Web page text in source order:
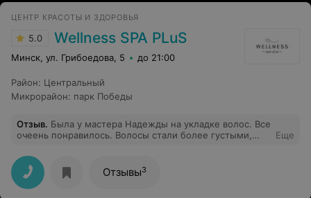
ЦЕНТР КРАСОТЫ И ЗДОРОВЬЯ
5.0 Wellness SPA PLuS
Минск, ул. Грибоедова, 5 до 21:00
Район: Центральный
Микрорайон: парк Победы
Отзыв. Была у мастера Надежды на укладке волос. Все
очеень понравилось. Волосы стали более густыми,
Еще
Отзывы3